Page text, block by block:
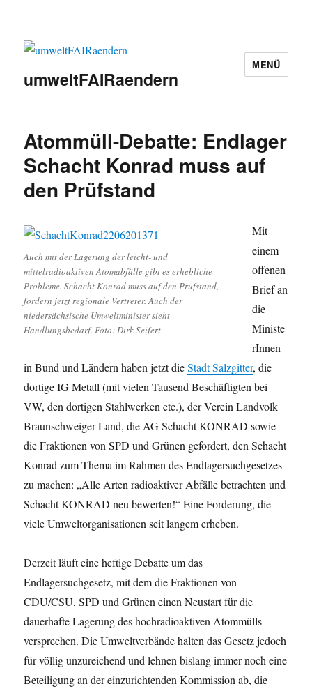
umweltFAIRaendern
MENÜ
Atommüll-Debatte: Endlager
Schacht Konrad muss auf
den Prüfstand
Auch mit der Lagerung der leicht- und
mittelradioaktiven Atomabfälle gibt es erhebliche
Probleme. Schacht Konrad muss auf den Prüfstand,
fordern jetzt regionale Vertreter. Auch der
niedersächsische Umweltminister sieht
Handlungsbedarf. Foto: Dirk Seifert
Mit
einem
offenen
Brief an
die
Ministe
rInnen
in Bund und Ländern haben jetzt dieStadt Salzgitter, die
dortige IG Metall (mit vielen Tausend Beschäftigten bei
VW, den dortigen Stahlwerken etc.), der Verein Landvolk
Braunschweiger Land, die AG Schacht KONRAD sowie
die Fraktionen von SPD und Grünen gefordert, den Schacht
Konrad zum Thema im Rahmen des Endlagersuchgesetzes
zu machen: „Alle Arten radioaktiver Abfälle betrachten und
Schacht KONRAD neu bewerten!“ Eine Forderung, die
viele Umweltorganisationen seit langem erheben.
Derzeit läuft eine heftige Debatte um das
Endlagersuchgesetz, mit dem die Fraktionen von
CDU/CSU, SPD und Grünen einen Neustart für die
dauerhafte Lagerung des hochradioaktiven Atommülls
versprechen. Die Umweltverbände halten das Gesetz jedoch
für völlig unzureichend und lehnen bislang immer noch eine
Beteiligung an der einzurichtenden Kommission ab, die